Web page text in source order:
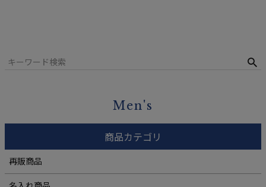
Men's
商品カテゴリ
再販商品